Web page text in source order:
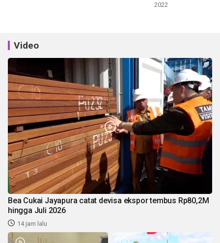
2022
Video
Bea Cukai Jayapura catat devisa ekspor tembus Rp80,2M
hingga Juli 2026
14 jam lalu